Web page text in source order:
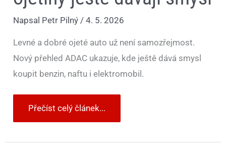
Napsal Petr Pilný /4. 5. 2026
Levné a dobré ojeté auto už není samozřejmost.
Nový přehled ADAC ukazuje, kde ještě dává smysl
koupit benzin, naftu i elektromobil.
Přečíst celý článek...